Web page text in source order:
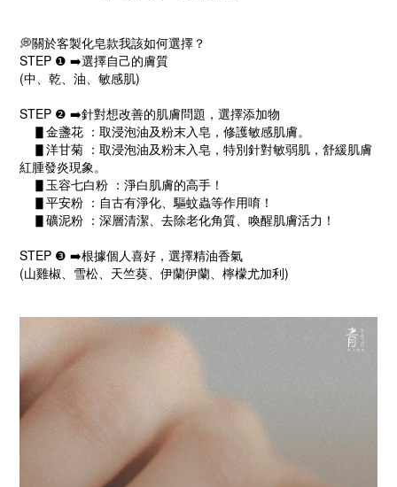
💭關於客製化皂款我該如何選擇？
STEP ❶ ➡️選擇自己的膚質
(中、乾、油、敏感肌)
STEP ❷ ➡️針對想改善的肌膚問題，選擇添加物
▋金盞花 ：取浸泡油及粉末入皂，修護敏感肌膚。
▋洋甘菊 ：取浸泡油及粉末入皂，特別針對敏弱肌，舒緩肌膚
紅腫發炎現象。
▋玉容七白粉 ：淨白肌膚的高手！
▋平安粉 ：自古有淨化、驅蚊蟲等作用唷！
▋礦泥粉 ：深層清潔、去除老化角質、喚醒肌膚活力！
STEP ❸ ➡️根據個人喜好，選擇精油香氣
(山雞椒、雪松、天竺葵、伊蘭伊蘭、檸檬尤加利)